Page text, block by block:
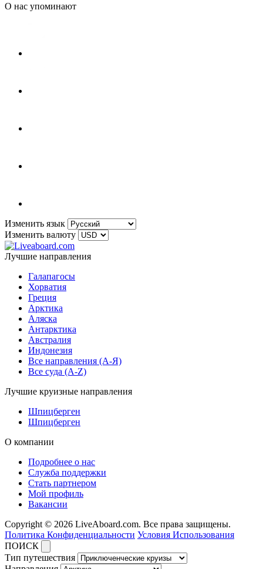
О нас упоминают
Изменить язык
Изменить валюту
Лучшие направления
Галапагосы
Хорватия
Греция
Арктика
Аляска
Антарктика
Австралия
Индонезия
Все направления (A-Я)
Все суда (A-Z)
Лучшие круизные направления
Шпицберген
Шпицберген
О компании
Подробнее о нас
Служба поддержки
Стать партнером
Мой профиль
Вакансии
Copyright © 2026 LiveAboard.com. Все права защищены.
Политика Конфиденциальности Условия Использования
ПОИСК
Тип путешествия